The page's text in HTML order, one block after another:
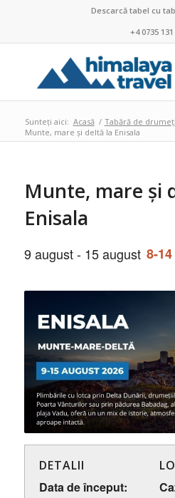
Descarcă tabel cu
+4 0735 131
Sunteți aici: Acasă / Tabără de
Munte, mare și deltă la Enisala
Munte, mare și
Enisala
9 august- 15 august 8-
DETALII
Data de început: